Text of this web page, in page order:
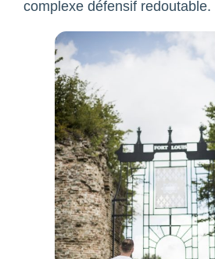
complexe défensif redoutable.